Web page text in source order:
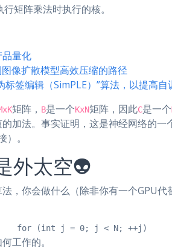
矩阵乘法时执行的核。
量化
像扩散模型高效压缩的路径
签编辑（SimPLE）”算法，以提高
矩阵， B是一个KxN矩阵，因此C是一个
加法。事实证明，这是神经网络的一
。
外太空👽
，你会做什么（除非你有一个GPU
for (int j = 0; j < N; ++j)
工作的。